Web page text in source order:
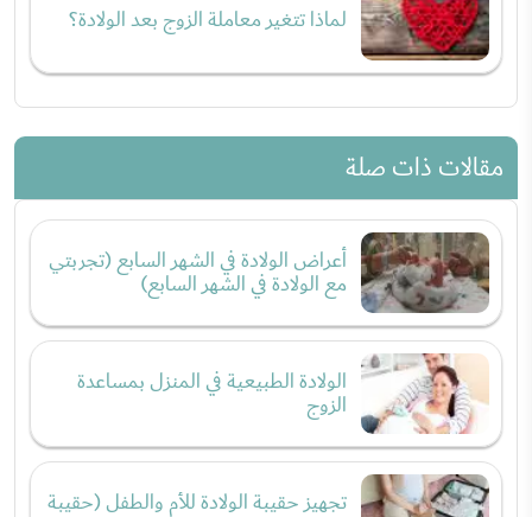
لماذا تتغير معاملة الزوج بعد الولادة؟
مقالات ذات صلة
أعراض الولادة في الشهر السابع (تجربتي
مع الولادة في الشهر السابع)
الولادة الطبيعية في المنزل بمساعدة
الزوج
تجهيز حقيبة الولادة للأم والطفل (حقيبة